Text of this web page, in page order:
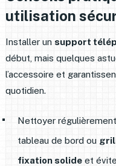
utilisation
Installer un support
début, mais quelques
l’accessoire et
quotidien.
Nettoyer
tableau de bord ou
fixation solideet